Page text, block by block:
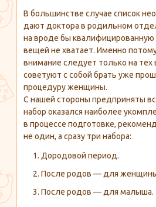
В большинстве случае список
дают доктора в родильном
на вроде бы
вещей не хватает. Именно
внимание следует только на тех
советуют с собой брать уже
процедуру женщины.
С нашей стороны предприняты
набор оказался наиболее
в процессе подготовке,
не один, а сразу три набора:
Дородовой период.
После родов — для
После родов — для малыша.